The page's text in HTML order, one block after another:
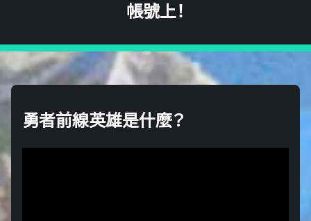
帳號上！
勇者前線英雄是什麼？